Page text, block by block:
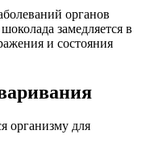
органов
замедляется в
и состояния
организму для